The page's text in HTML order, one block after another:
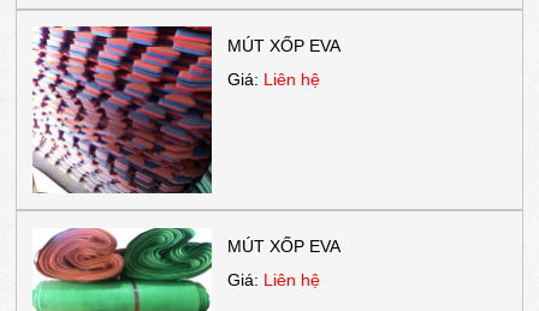
MÚT XỐP EVA
Giá: Liên hệ
MÚT XỐP EVA
Giá: Liên hệ